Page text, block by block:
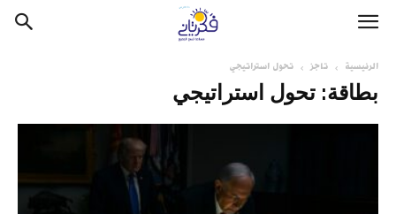
الرئيسية تاجز تحول استراتيجي
بطاقة: تحول استراتيجي